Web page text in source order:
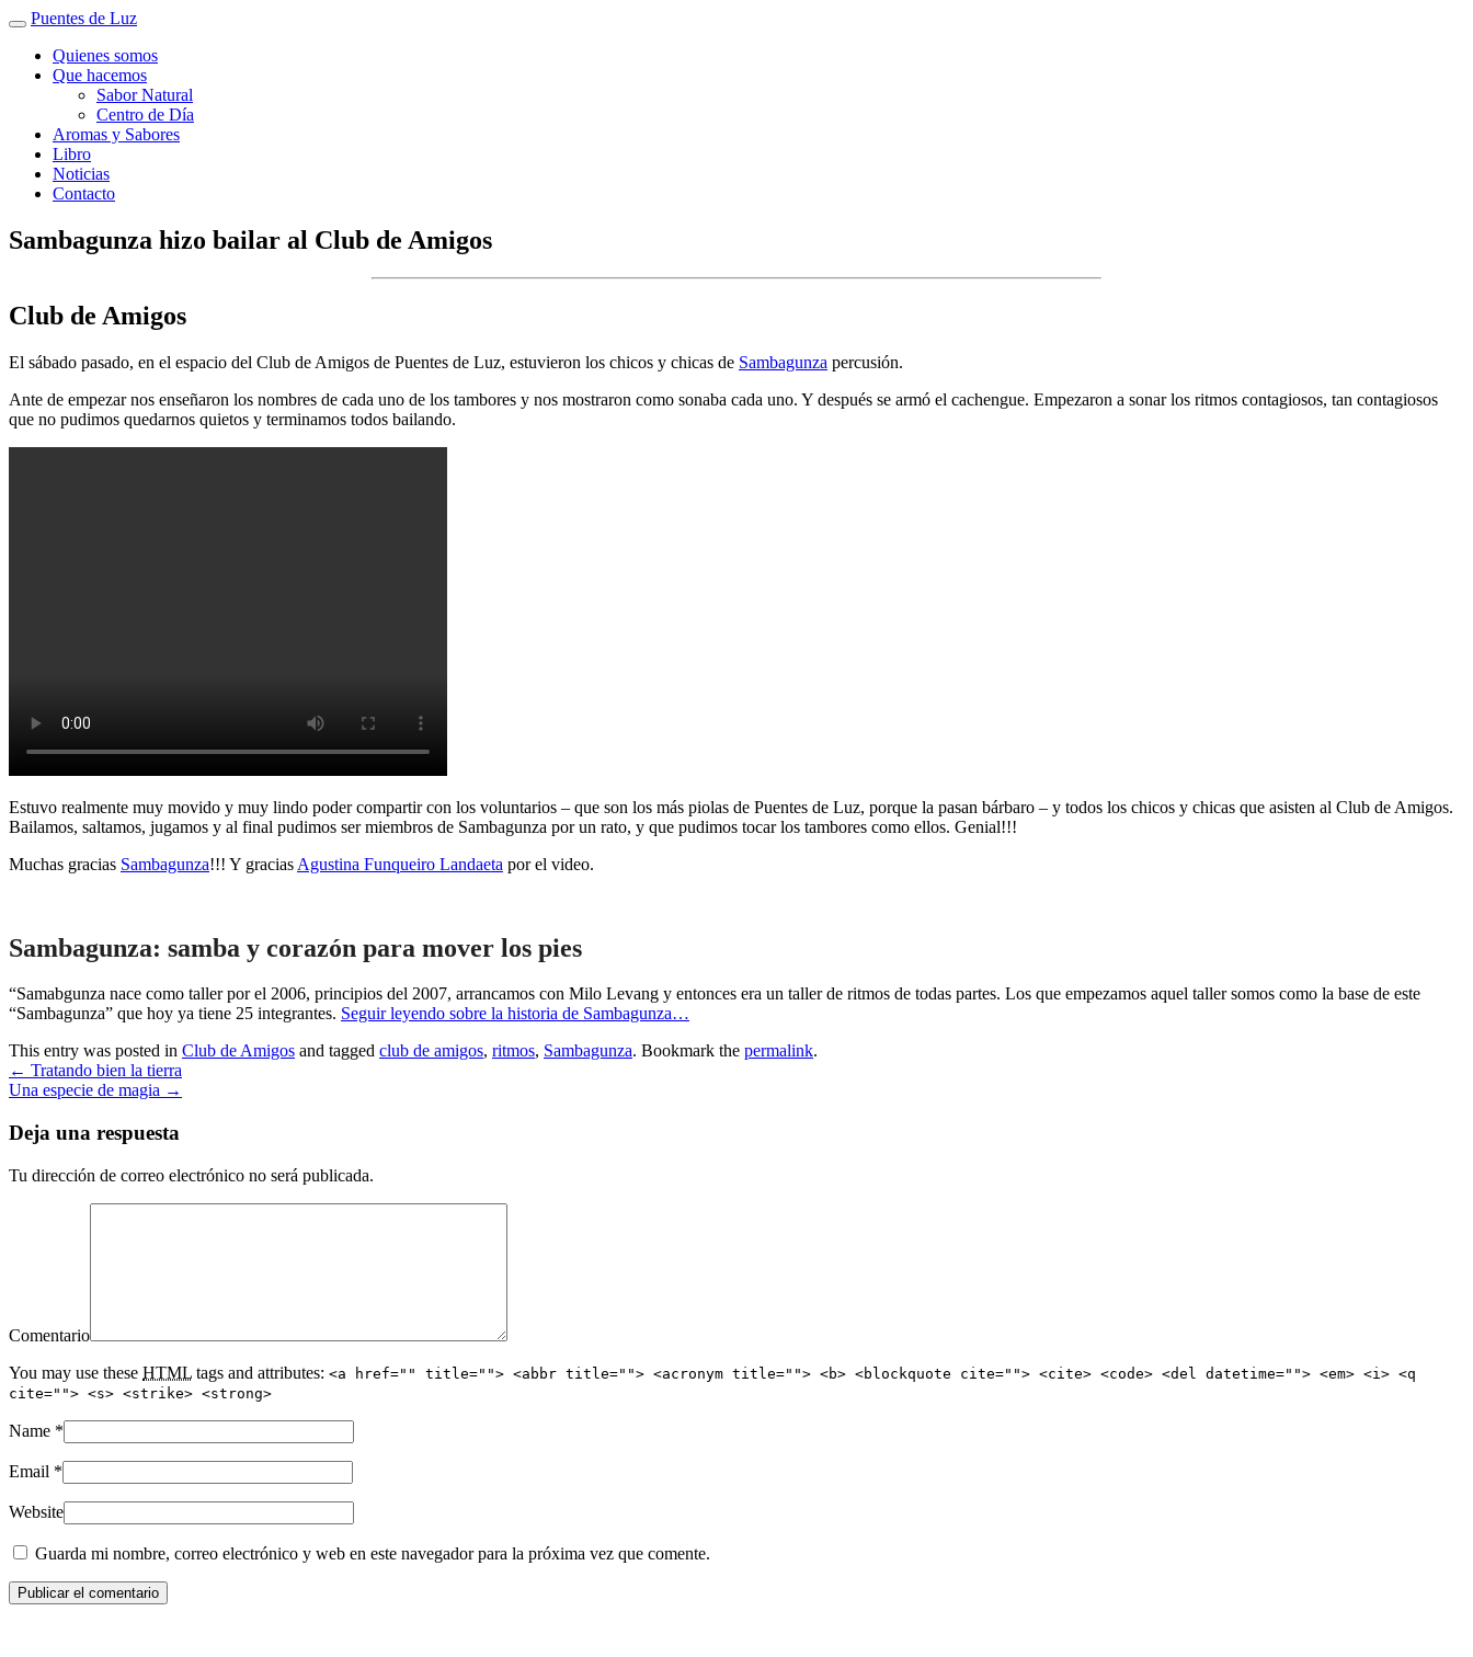
Puentes de Luz
Quienes somos
Que hacemos
Sabor Natural
Centro de Día
Aromas y Sabores
Libro
Noticias
Contacto
Sambagunza hizo bailar al Club de Amigos
Club de Amigos
El sábado pasado, en el espacio del Club de Amigos de Puentes de Luz, estuvieron los chicos y chicas de Sambagunza percusión.
Ante de empezar nos enseñaron los nombres de cada uno de los tambores y nos mostraron como sonaba cada uno. Y después se armó el cachengue. Empezaron a sonar los ritmos contagiosos, tan contagiosos
que no pudimos quedarnos quietos y terminamos todos bailando.
Estuvo realmente muy movido y muy lindo poder compartir con los voluntarios – que son los más piolas de Puentes de Luz, porque la pasan bárbaro – y todos los chicos y chicas que asisten al Club de Amigos.
Bailamos, saltamos, jugamos y al final pudimos ser miembros de Sambagunza por un rato, y que pudimos tocar los tambores como ellos. Genial!!!
Muchas gracias Sambagunza!!! Y gracias Agustina Funqueiro Landaeta por el video.
Sambagunza: samba y corazón para mover los pies
“Samabgunza nace como taller por el 2006, principios del 2007, arrancamos con Milo Levang y entonces era un taller de ritmos de todas partes. Los que empezamos aquel taller somos como la base de este
“Sambagunza” que hoy ya tiene 25 integrantes. Seguir leyendo sobre la historia de Sambagunza…
This entry was posted in Club de Amigos and tagged club de amigos, ritmos, Sambagunza. Bookmark the permalink.
Navegar
entradas
← Tratando bien la tierra
Una especie de magia →
Deja una respuesta
Tu dirección de correo electrónico no será publicada.
Comentario
You may use these HTML tags and attributes: <a href="" title=""> <abbr title=""> <acronym title=""> <b> <blockquote cite=""> <cite> <code> <del datetime=""> <em> <i> <q
cite=""> <s> <strike> <strong>
Name *
Email *
Website
Guarda mi nombre, correo electrónico y web en este navegador para la próxima vez que comente.